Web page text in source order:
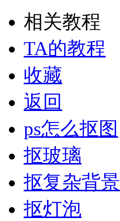
相关教程
TA的教程
收藏
返回
ps怎么抠图
抠玻璃
抠复杂背景
抠灯泡